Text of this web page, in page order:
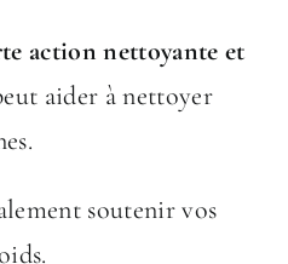
action nettoyante et
aider à nettoyer
soutenir vos